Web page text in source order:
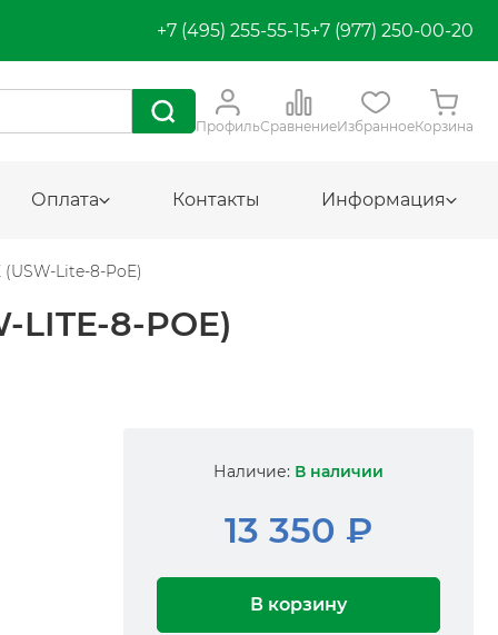
+7 (495) 255-55-15+7 (977) 250-00-20
ПрофильСравнениеИзбранноеКорзина
Оплата Контакты Информация
Lite-8-PoE)
8-POE)
Наличие: В наличии
13 350 ₽
В корзину